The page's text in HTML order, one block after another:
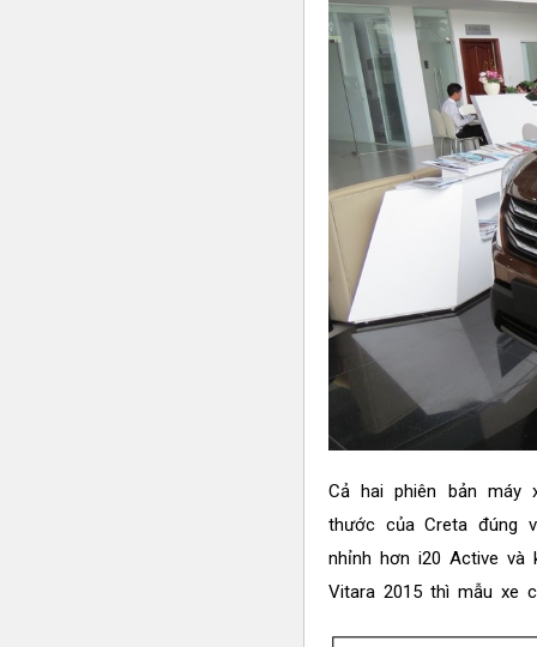
Cả hai phiên bản
thước của Creta đúng
nhỉnh hơn i20 Active
Vitara 2015 thì mẫu xe